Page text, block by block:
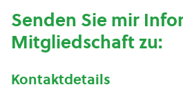
Senden Sie mir
Mitgliedschaft zu:
Kontaktdetails